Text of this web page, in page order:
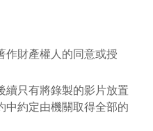
作財產權人的同意或授
續只有將錄製的影片放置
中約定由機關取得全部的